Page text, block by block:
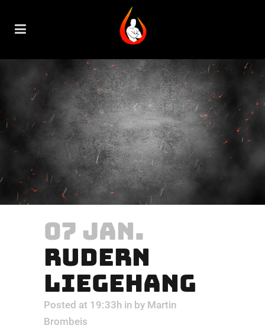
07 JAN.
RUDERN
LIEGEHANG
Posted at 19:33h in by Martin
Brombeis